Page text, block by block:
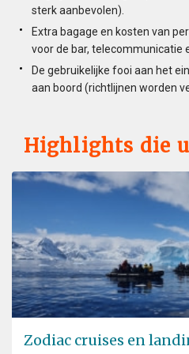
sterk aanbevolen).
Extra bagage en kosten van
voor de bar, telecommunicatie
De gebruikelijke fooi aan het
aan boord (richtlijnen worden
Highlights die
Zodiac cruises en